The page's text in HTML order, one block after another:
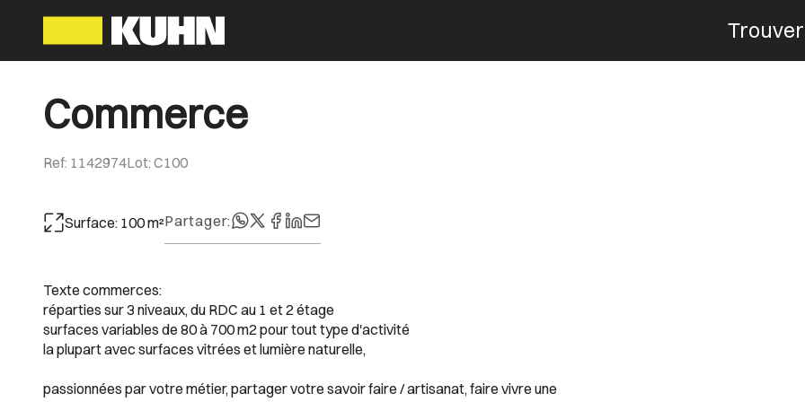
Commerce
Ref: 1142974Lot: C100
Surface: 100m²Partager:
Texte commerces:
réparties sur 3 niveaux, du RDC au 1 et 2 étage
surfaces variables de 80 à 700 m2 pour tout type d'activité
la plupart avec surfaces vitrées et lumière naturelle,
passionnées par votre métier, partager votre savoir faire / artisanat, faire vivre une
Menu